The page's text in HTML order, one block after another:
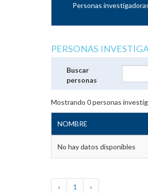
Personas
PERSONAS
Buscar
personas
Mostrando 0personas
NOMBRE
No hay datos disponibles
« 1 »